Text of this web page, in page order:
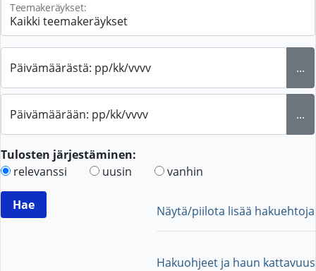
Teemakeräykset:
Päivämäärästä: pp/kk/vvvv ...
Päivämäärään: pp/kk/vvvv ...
Tulosten järjestäminen:
relevanssi
uusin vanhin
Näytä/piilota lisää hakuehtoja
Hakuohjeet ja haun kattavuus